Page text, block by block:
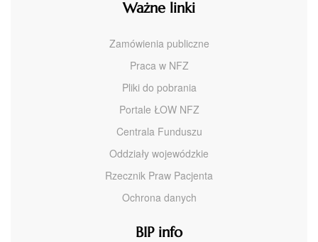
Ważne linki
Zamówienia publiczne
Praca w NFZ
Pliki do pobrania
Portale ŁOW NFZ
Centrala Funduszu
Oddziały wojewódzkie
Rzecznik Praw Pacjenta
Ochrona danych
BIP info